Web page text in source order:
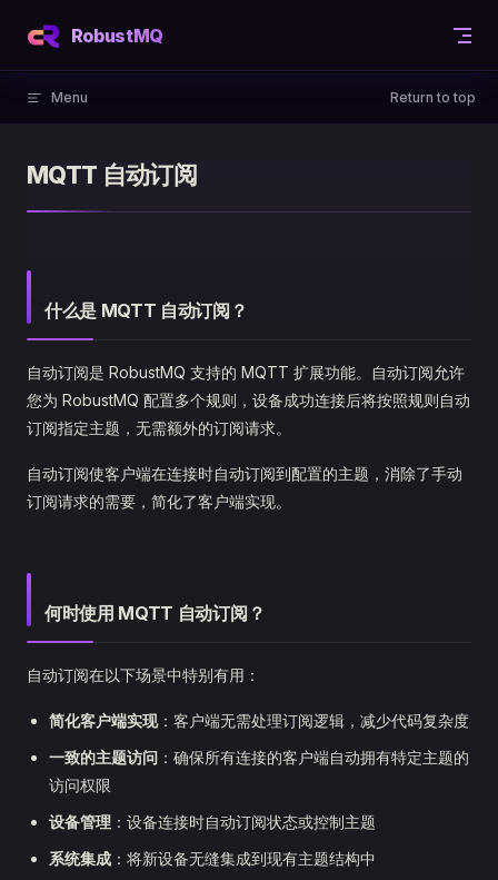
Skip to content
RobustMQ
Menu Return to top
MQTT 自动订阅
什么是 MQTT 自动订阅？
自动订阅是 RobustMQ 支持的 MQTT 扩展功能。自动订阅允许
您为 RobustMQ 配置多个规则，设备成功连接后将按照规则自动
订阅指定主题，无需额外的订阅请求。
自动订阅使客户端在连接时自动订阅到配置的主题，消除了手动
订阅请求的需要，简化了客户端实现。
何时使用 MQTT 自动订阅？
自动订阅在以下场景中特别有用：
简化客户端实现：客户端无需处理订阅逻辑，减少代码复杂度
一致的主题访问 ：确保所有连接的客户端自动拥有特定主题的
访问权限
设备管理 ：设备连接时自动订阅状态或控制主题
系统集成 ：将新设备无缝集成到现有主题结构中